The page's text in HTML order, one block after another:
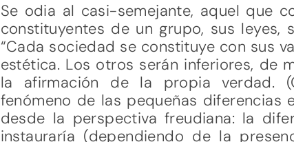
Se odia al casi-semejante, aquel que
constituyentes de un grupo, sus
“Cada sociedad se constituye con sus
estética. Los otros serán inferiores, de
la afirmación de la propia verdad.
fenómeno de las pequeñas
desde la perspectiva freudiana: la
instauraría (dependiendo de la